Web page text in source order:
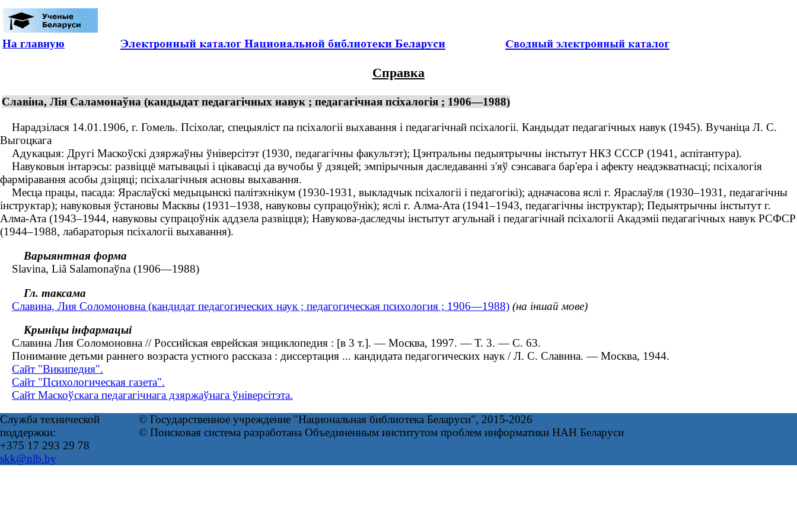
На главную
Справка
Славіна, Лія Саламонаўна (кандыдат педагагічных навук ; педагагічная псіхалогія ; 1906—1988)
Нарадзілася 14.01.1906, г. Гомель. Псіхолаг, спецыяліст па псіхалогіі выхавання і педагагічнай псіхалогіі. Кандыдат педагагічных навук (1945). Вучаніца Л. С.
Выгоцкага
Адукацыя: Другі Маскоўскі дзяржаўны ўніверсітэт (1930, педагагічны факультэт); Цэнтральны педыятрычны інстытут НКЗ СССР (1941, аспітантура).
Навуковыя інтарэсы: развіццё матывацыі і цікавасці да вучобы ў дзяцей; эмпірычныя даследаванні з'яў сэнсавага бар'ера і афекту неадэкватнасці; псіхалогія
фарміравання асобы дзіцяці; псіхалагічныя асновы выхавання.
Месца працы, пасада: Яраслаўскі медыцынскі палітэхнікум (1930-1931, выкладчык псіхалогіі і педагогікі); адначасова яслі г. Яраслаўля (1930–1931, педагагічны
інструктар); навуковыя ўстановы Масквы (1931–1938, навуковы супрацоўнік); яслі г. Алма-Ата (1941–1943, педагагічны інструктар); Педыятрычны інстытут г.
Алма-Ата (1943–1944, навуковы супрацоўнік аддзела развіцця); Навукова-даследчы інстытут агульнай і педагагічнай псіхалогіі Акадэміі педагагічных навук РСФСР
(1944–1988, лабараторыя псіхалогіі выхавання).
Варыянтная форма
Slavіna, Lіâ Salamonaўna (1906—1988)
Гл. таксама
Славина, Лия Соломоновна (кандидат педагогических наук ; педагогическая психология ; 1906—1988) (на іншай мове)
Крыніцы інфармацыі
Славина Лия Соломоновна // Российская еврейская энциклопедия : [в 3 т.]. — Москва, 1997. — Т. 3. — С. 63.
Понимание детьми раннего возраста устного рассказа : диссертация ... кандидата педагогических наук / Л. С. Славина. — Москва, 1944.
Сайт "Википедия".
Сайт "Психологическая газета".
Сайт Маскоўскага педагагічнага дзяржаўнага ўніверсітэта.
Служба технической
поддержки:
+375 17 293 29 78
skk@nlb.by
© Государственное учреждение "Национальная библиотека Беларуси", 2015-2026
© Поисковая система разработана Объединенным институтом проблем информатики НАН Беларуси